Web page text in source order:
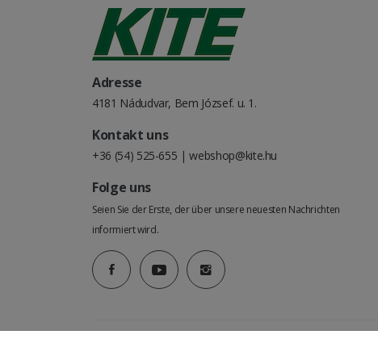
Adresse
4181 Nádudvar, Bem József. u. 1.
Kontakt uns
+36 (54) 525-655 |webshop@kite.hu
Folge uns
Seien Sie der Erste, der über unsere neuesten Nachrichten
informiert wird.